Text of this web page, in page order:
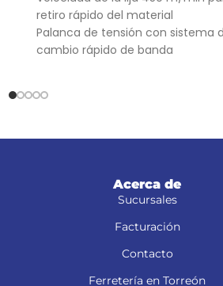
retiro rápido del material
Palanca de tensión con sistema
cambio rápido de banda
Acerca de
Sucursales
Facturación
Contacto
Ferretería en Torreón